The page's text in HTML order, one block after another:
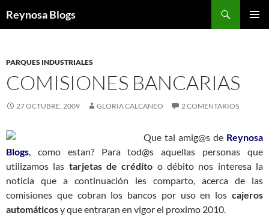
Reynosa Blogs
PARQUES INDUSTRIALES
COMISIONES BANCARIAS
27 OCTUBRE, 2009 GLORIA CALCANEO 2 COMENTARIOS
Que tal amig@s de Reynosa
Blogs, como estan? Para tod@s aquellas personas que
utilizamos las tarjetas de crédito o débito nos interesa la
noticia que a continuación les comparto, acerca de las
comisiones que cobran los bancos por uso en los cajeros
automáticosy que entraran en vigor el proximo 2010.